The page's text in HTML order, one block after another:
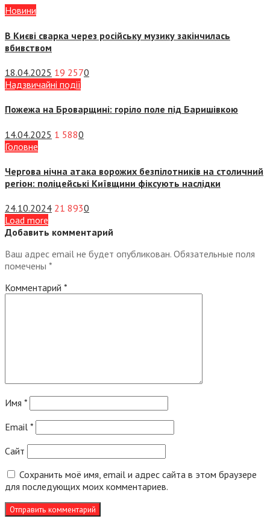
Новини
В Києві сварка через російську музику закінчилась
вбивством
18.04.2025 19 2570
Надзвичайні події
Пожежа на Броварщині: горіло поле під Баришівкою
14.04.2025 1 5880
Головне
Чергова нічна атака ворожих безпілотників на столичний
регіон: поліцейські Київщини фіксують наслідки
24.10.2024 21 8930
Load more
Добавить комментарий
Ваш адрес email не будет опубликован. Обязательные поля
помечены *
Комментарий *
Имя *
Email *
Сайт
Сохранить моё имя, email и адрес сайта в этом браузере
для последующих моих комментариев.